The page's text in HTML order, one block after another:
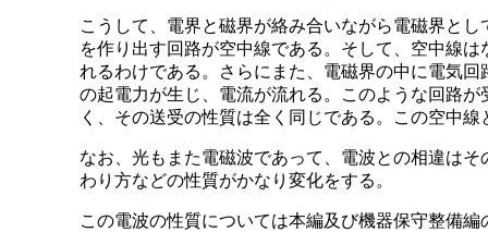
こうして、電界と磁界が絡み合いながら電磁界と
を作り出す回路が空中線である。そして、空中線
れるわけである。さらにまた、電磁界の中に電気
の起電力が生じ、電流が流れる。このような回路
く、その送受の性質は全く同じである。この空中
なお、光もまた電磁波であって、電波との相違は
わり方などの性質がかなり変化をする。
この電波の性質については本編及び機器保守整備